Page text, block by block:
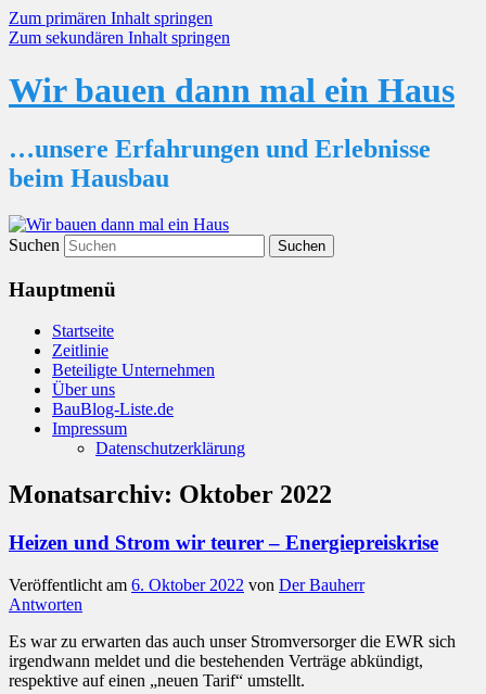
Zum primären Inhalt springen
Zum sekundären Inhalt springen
Wir bauen dann mal ein Haus
…unsere Erfahrungen und Erlebnisse
beim Hausbau
Suchen
Hauptmenü
Startseite
Zeitlinie
Beteiligte Unternehmen
Über uns
BauBlog-Liste.de
Impressum
Datenschutzerklärung
Monatsarchiv: Oktober 2022
Heizen und Strom wir teurer – Energiepreiskrise
Veröffentlicht am 6. Oktober 2022 von Der Bauherr
Antworten
Es war zu erwarten das auch unser Stromversorger die EWR sich
irgendwann meldet und die bestehenden Verträge abkündigt,
respektive auf einen „neuen Tarif“ umstellt.